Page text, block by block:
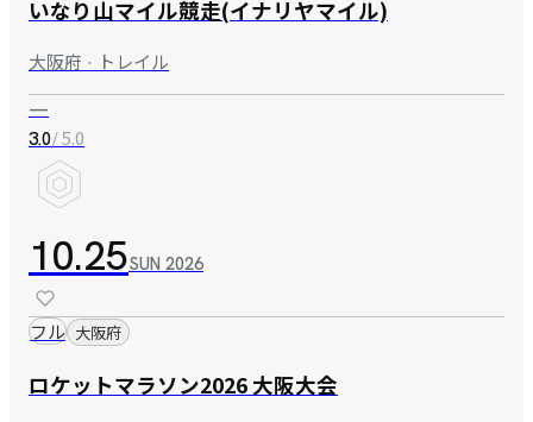
いなり山マイル競走(イナリヤマイル)
大阪府 · トレイル
—
3.0/ 5.0
10.25SUN 2026
フル 大阪府
ロケットマラソン2026 大阪大会